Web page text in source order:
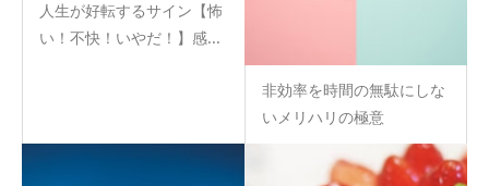
人生が好転するサイン【怖
い！不快！いやだ！】感...
非効率を時間の無駄にしな
いメリハリの極意